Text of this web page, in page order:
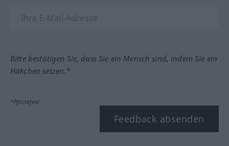
Bitte bestätigen Sie, dass Sie ein Mensch sind, indem Sie ein
Häkchen setzen.*
*Pflichtfeld
Feedback absenden